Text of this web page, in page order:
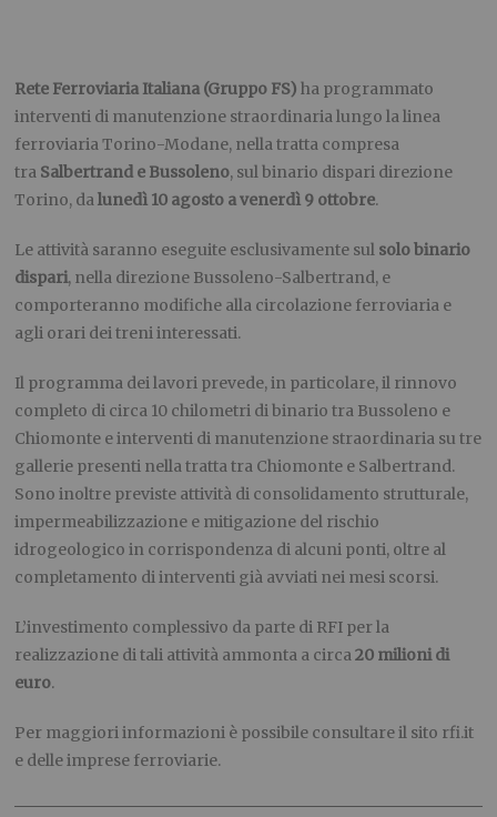
Rete Ferroviaria Italiana (Gruppo FS) ha programmato
interventi di manutenzione straordinaria lungo la linea
ferroviaria Torino-Modane, nella tratta compresa
tra Salbertrand e Bussoleno, sul binario dispari direzione
Torino, dalunedì 10 agosto a venerdì 9 ottobre.
Le attività saranno eseguite esclusivamente sul solo binario
dispari, nella direzione Bussoleno-Salbertrand, e
comporteranno modifiche alla circolazione ferroviaria e
agli orari dei treni interessati.
Il programma dei lavori prevede, in particolare, il rinnovo
completo di circa 10 chilometri di binario tra Bussoleno e
Chiomonte e interventi di manutenzione straordinaria su tre
gallerie presenti nella tratta tra Chiomonte e Salbertrand.
Sono inoltre previste attività di consolidamento strutturale,
impermeabilizzazione e mitigazione del rischio
idrogeologico in corrispondenza di alcuni ponti, oltre al
completamento di interventi già avviati nei mesi scorsi.
L’investimento complessivo da parte di RFI per la
realizzazione di tali attività ammonta a circa20 milioni di
euro.
Per maggiori informazioni è possibile consultare il sito rfi.it
e delle imprese ferroviarie.